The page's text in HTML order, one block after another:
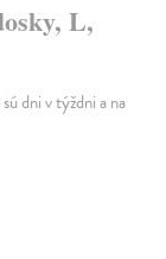
L,
dni v týždni a na